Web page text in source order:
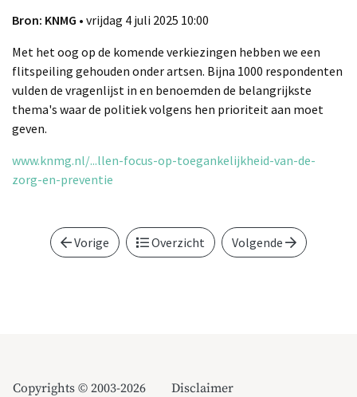
Bron: KNMG • vrijdag 4 juli 2025 10:00
Met het oog op de komende verkiezingen hebben we een
flitspeiling gehouden onder artsen. Bijna 1000 respondenten
vulden de vragenlijst in en benoemden de belangrijkste
thema's waar de politiek volgens hen prioriteit aan moet
geven.
www.knmg.nl/...llen-focus-op-toegankelijkheid-van-de-
zorg-en-preventie
Vorige Overzicht Volgende
Copyrights © 2003-2026 Disclaimer